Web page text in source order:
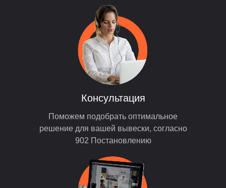
Поможем подобрать оптимальное
решение для вашей вывески, согласно
902 Постановлению
Консультация